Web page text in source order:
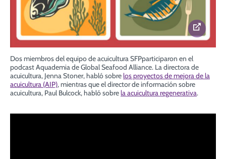
Dos miembros del equipo de acuicultura SFPparticiparon en el
podcast Aquademia de Global Seafood Alliance. La directora de
acuicultura, Jenna Stoner, habló sobrelos proyectos de mejora de la
acuicultura (AIP), mientras queel director de información sobre
acuicultura, Paul Bulcock, habló sobrela acuicultura regenerativa.